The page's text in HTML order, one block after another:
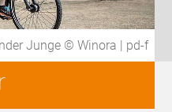
Junge © Winora | pd-f